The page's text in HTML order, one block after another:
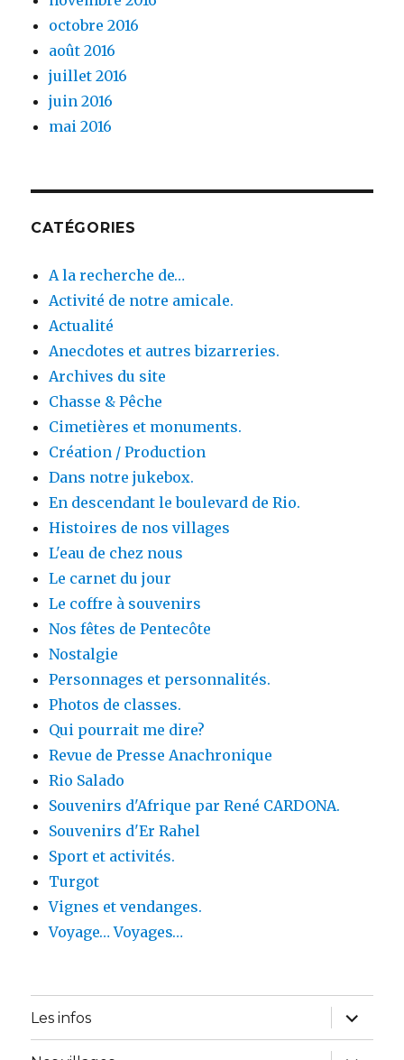
octobre 2016
août 2016
juillet 2016
juin 2016
mai 2016
CATÉGORIES
A la recherche de…
Activité de notre amicale.
Actualité
Anecdotes et autres bizarreries.
Archives du site
Chasse & Pêche
Cimetières et monuments.
Création / Production
Dans notre jukebox.
En descendant le boulevard de Rio.
Histoires de nos villages
L'eau de chez nous
Le carnet du jour
Le coffre à souvenirs
Nos fêtes de Pentecôte
Nostalgie
Personnages et personnalités.
Photos de classes.
Qui pourrait me dire?
Revue de Presse Anachronique
Rio Salado
Souvenirs d'Afrique par René CARDONA.
Souvenirs d'Er Rahel
Sport et activités.
Turgot
Vignes et vendanges.
Voyage… Voyages…
Les infos
ouvrir
le
sous-
menu